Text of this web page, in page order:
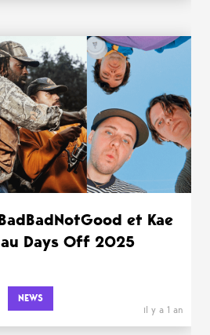
et Kae
Days Off 2025
NEWS
il y a 1 an